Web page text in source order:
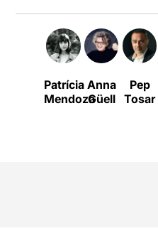
Patrícia
Mendoza
Anna
Güell
Pep
Tosar